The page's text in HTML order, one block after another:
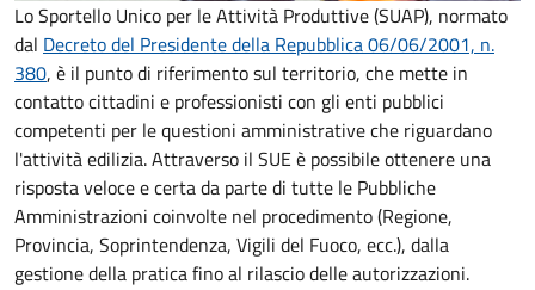
Lo Sportello Unico per le Attività Produttive (SUAP), normato
dal Decreto del Presidente della Repubblica 06/06/2001, n.
380, è il punto di riferimento sul territorio, che mette in
contatto cittadini e professionisti con gli enti pubblici
competenti per le questioni amministrative che riguardano
l'attività edilizia. Attraverso il SUE è possibile ottenere una
risposta veloce e certa da parte di tutte le Pubbliche
Amministrazioni coinvolte nel procedimento (Regione,
Provincia, Soprintendenza, Vigili del Fuoco, ecc.), dalla
gestione della pratica fino al rilascio delle autorizzazioni.